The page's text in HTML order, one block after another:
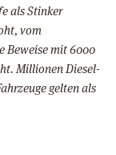
als Stinker
vom
Beweise mit 6000
Millionen Diesel-
gelten als